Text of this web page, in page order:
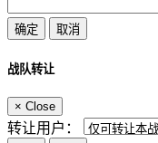
战队转让
× Close
转让用户：